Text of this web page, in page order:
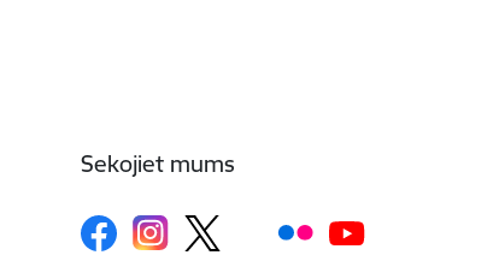
Sekojiet mums